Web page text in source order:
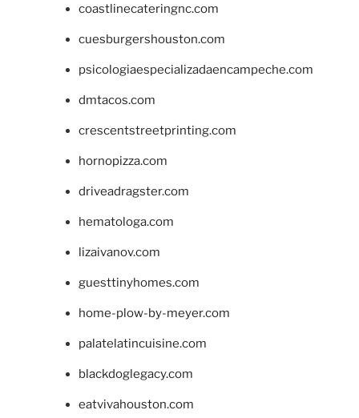
coastlinecateringnc.com
cuesburgershouston.com
psicologiaespecializadaencampeche.com
dmtacos.com
crescentstreetprinting.com
hornopizza.com
driveadragster.com
hematologa.com
lizaivanov.com
guesttinyhomes.com
home-plow-by-meyer.com
palatelatincuisine.com
blackdoglegacy.com
eatvivahouston.com